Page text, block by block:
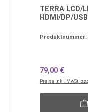
TERRA LCD/
HDMI/DP/
Produktnummer:
Regulärer Preis:
79,00 €
Preise inkl. MwSt.